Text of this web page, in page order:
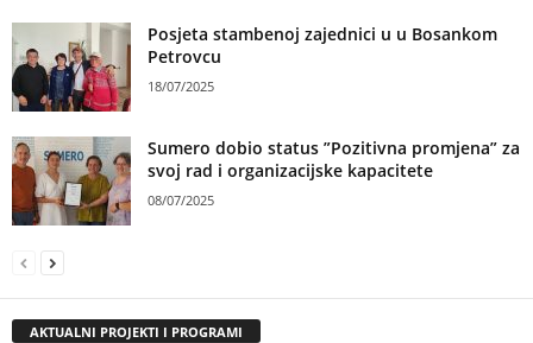
Posjeta stambenoj zajednici u u Bosankom
Petrovcu
18/07/2025
Sumero dobio status ”Pozitivna promjena” za
svoj rad i organizacijske kapacitete
08/07/2025
AKTUALNI PROJEKTI I PROGRAMI